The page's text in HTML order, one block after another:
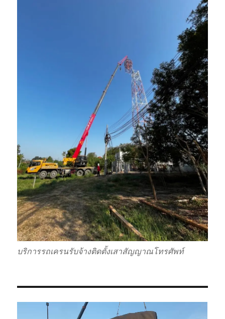
บริการรถเครนรับจ้างติดตั้งเสาสัญญาณโทรศัพท์